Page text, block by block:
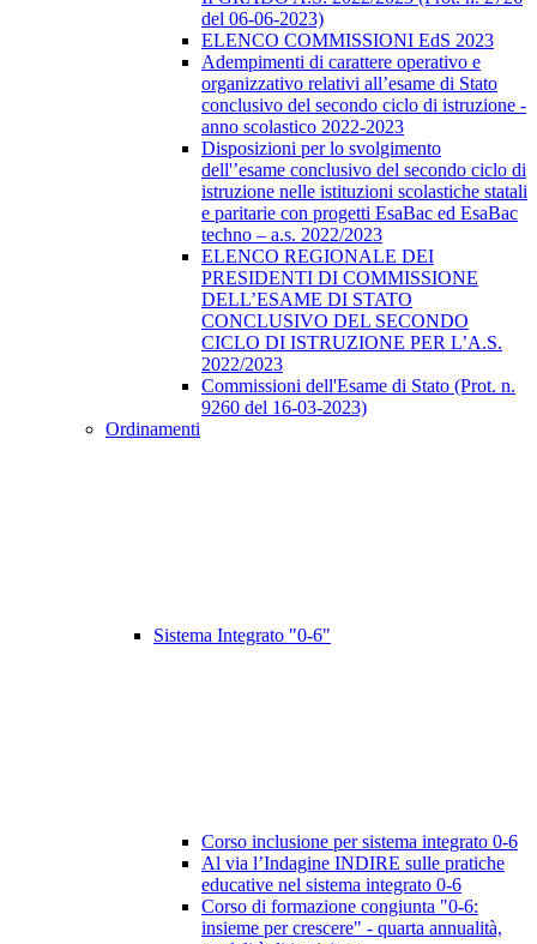
del 06-06-2023)
ELENCO COMMISSIONI EdS 2023
Adempimenti di carattere operativo e
organizzativo relativi all’esame di Stato
conclusivo del secondo ciclo di istruzione -
anno scolastico 2022-2023
Disposizioni per lo svolgimento
dell'’esame conclusivo del secondo ciclo di
istruzione nelle istituzioni scolastiche statali
e paritarie con progetti EsaBac ed EsaBac
techno – a.s. 2022/2023
ELENCO REGIONALE DEI
PRESIDENTI DI COMMISSIONE
DELL’ESAME DI STATO
CONCLUSIVO DEL SECONDO
CICLO DI ISTRUZIONE PER L’A.S.
2022/2023
Commissioni dell'Esame di Stato (Prot. n.
9260 del 16-03-2023)
Ordinamenti
Sistema Integrato "0-6"
Corso inclusione per sistema integrato 0-6
Al via l’Indagine INDIRE sulle pratiche
educative nel sistema integrato 0-6
Corso di formazione congiunta "0-6:
insieme per crescere" - quarta annualità,